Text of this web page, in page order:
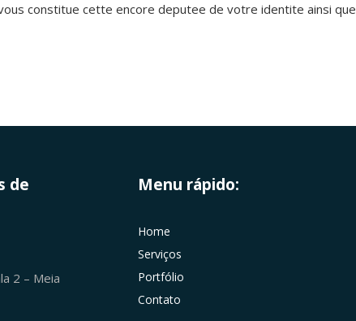
constitue cette encore deputee de votre identite ainsi
de
2 – Meia
Menu rápido:
Home
Serviços
Portfólio
Contato